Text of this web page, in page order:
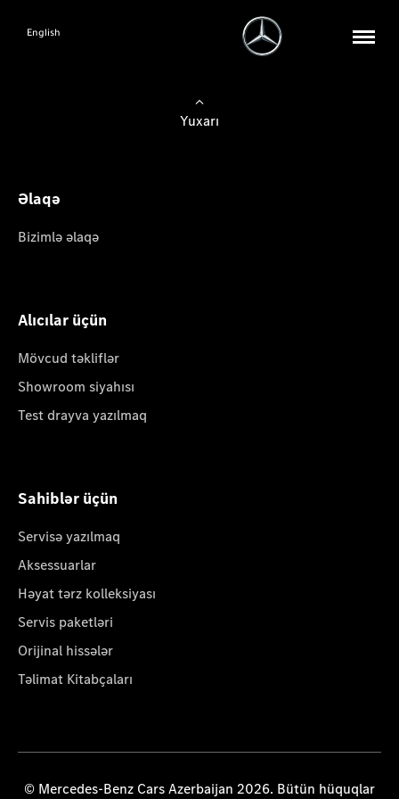
English
Yuxarı
Əlaqə
Bizimlə əlaqə
Alıcılar üçün
Mövcud təkliflər
Showroom siyahısı
Test drayva yazılmaq
Sahiblər üçün
Servisə yazılmaq
Aksessuarlar
Həyat tərz kolleksiyası
Servis paketləri
Orijinal hissələr
Təlimat Kitabçaları
© Mercedes-Benz Cars Azerbaijan 2026. Bütün hüquqlar